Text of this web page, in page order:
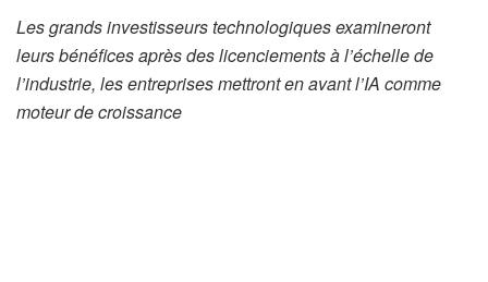
Les grands investisseurs technologiques examineront
leurs bénéfices après des licenciements à l’échelle de
l’industrie, les entreprises mettront en avant l’IA comme
moteur de croissance